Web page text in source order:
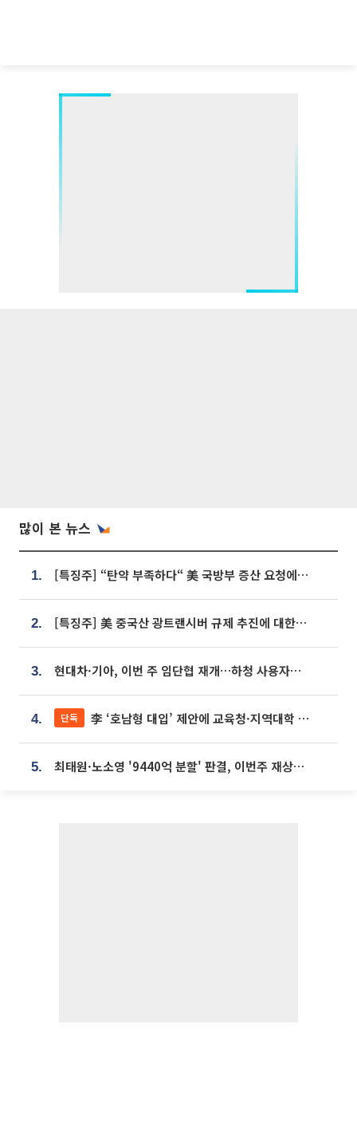
많이 본 뉴스
1. [특징주] “탄약 부족하다“ 美 국방부 증산 요청에⋯국내 방산주 급등세
2. [특징주] 美 중국산 광트랜시버 규제 추진에 대한광통신 등 광통신株 강세
3. 현대차·기아, 이번 주 임단협 재개…하청 사용자성 재심도 ‘변수’
4. 단독 李 ‘호남형 대입’ 제안에 교육청·지역대학 서·논술형 입시 연계 '착수'
5. 최태원·노소영 '9440억 분할' 판결, 이번주 재상고 여부 주목